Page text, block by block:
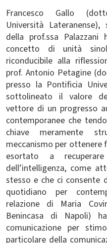
Francesco Gallo
Università
della prof.ssa
concetto di unità
riconducibile alla
prof. Antonio Petagine
presso la Pontificia
sottolineato il valore
vettore di un progresso
contemporanee che
chiave meramente
meccanismo per ottenere
esortato a
dell’intelligenza, come
stesso e che ci consente
quotidiano per
relazione di Maria
Benincasa di Napoli)
comunicazione per
particolare della